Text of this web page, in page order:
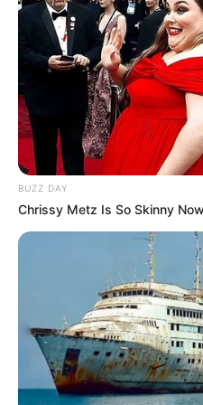
avançar no Senado, a
ACS e ACE é condição
garantir dignidade a quem
mais vulneráveis do Brasil.
BUZZ DAY
Chrissy Metz Is So Skinny